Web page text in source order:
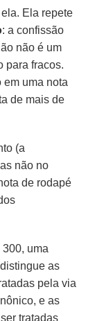
Ela repete
: a confissão
não é um
para fracos.
em uma nota
de mais de
(a
não no
de rodapé
uma
as
pela via
e as
tratadas